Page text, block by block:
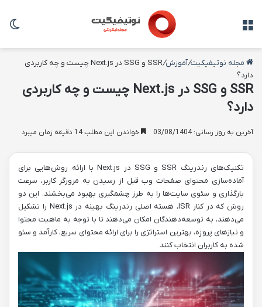
مجله نوتیفیکیت/آموزش/
SSR و SSG در Next.js چیست و چه کاربردی
دارد؟
SSR و SSG در Next.js چیست و چه کاربردی
دارد؟
آخرین به روز رسانی: 03/08/1404 خواندن این مطلب 14 دقیقه زمان میبرد
تکنیک‌های رندرینگ SSR و SSG در Next.js با ارائه روش‌هایی برای
آماده‌سازی محتوای صفحات وب قبل از رسیدن به مرورگر کاربر، سرعت
بارگذاری و سئوی سایت‌ها را به طرز چشمگیری بهبود می‌بخشند. این دو
روش که در کنار ISR، هسته اصلی رندرینگ بهینه در Next.js را تشکیل
می‌دهند، به توسعه‌دهندگان امکان می‌دهند تا با توجه به ماهیت محتوا
و نیازهای پروژه، بهترین استراتژی را برای ارائه محتوای سریع، کارآمد و سئو
شده به کاربران انتخاب کنند.